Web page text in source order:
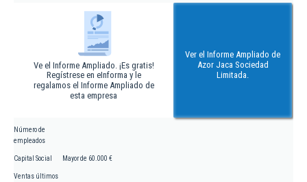
Ve el Informe Ampliado. ¡Es gratis!
Regístrese en eInforma y le
regalamos el Informe Ampliado de
esta empresa
Ver el Informe Ampliado de
Azor Jaca Sociedad
Limitada.
Número de
empleados
Capital Social Mayor de 60.000 €
Ventas últimos